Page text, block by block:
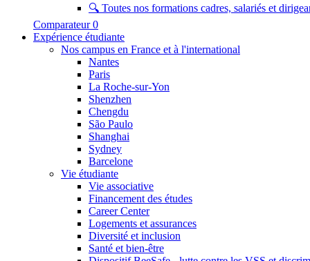
🔍 Toutes nos formations cadres, salariés et
Comparateur 0
Expérience étudiante
Nos campus en France et à l'international
Nantes
Paris
La Roche-sur-Yon
Shenzhen
Chengdu
São Paulo
Shanghai
Sydney
Barcelone
Vie étudiante
Vie associative
Financement des études
Career Center
Logements et assurances
Diversité et inclusion
Santé et bien-être